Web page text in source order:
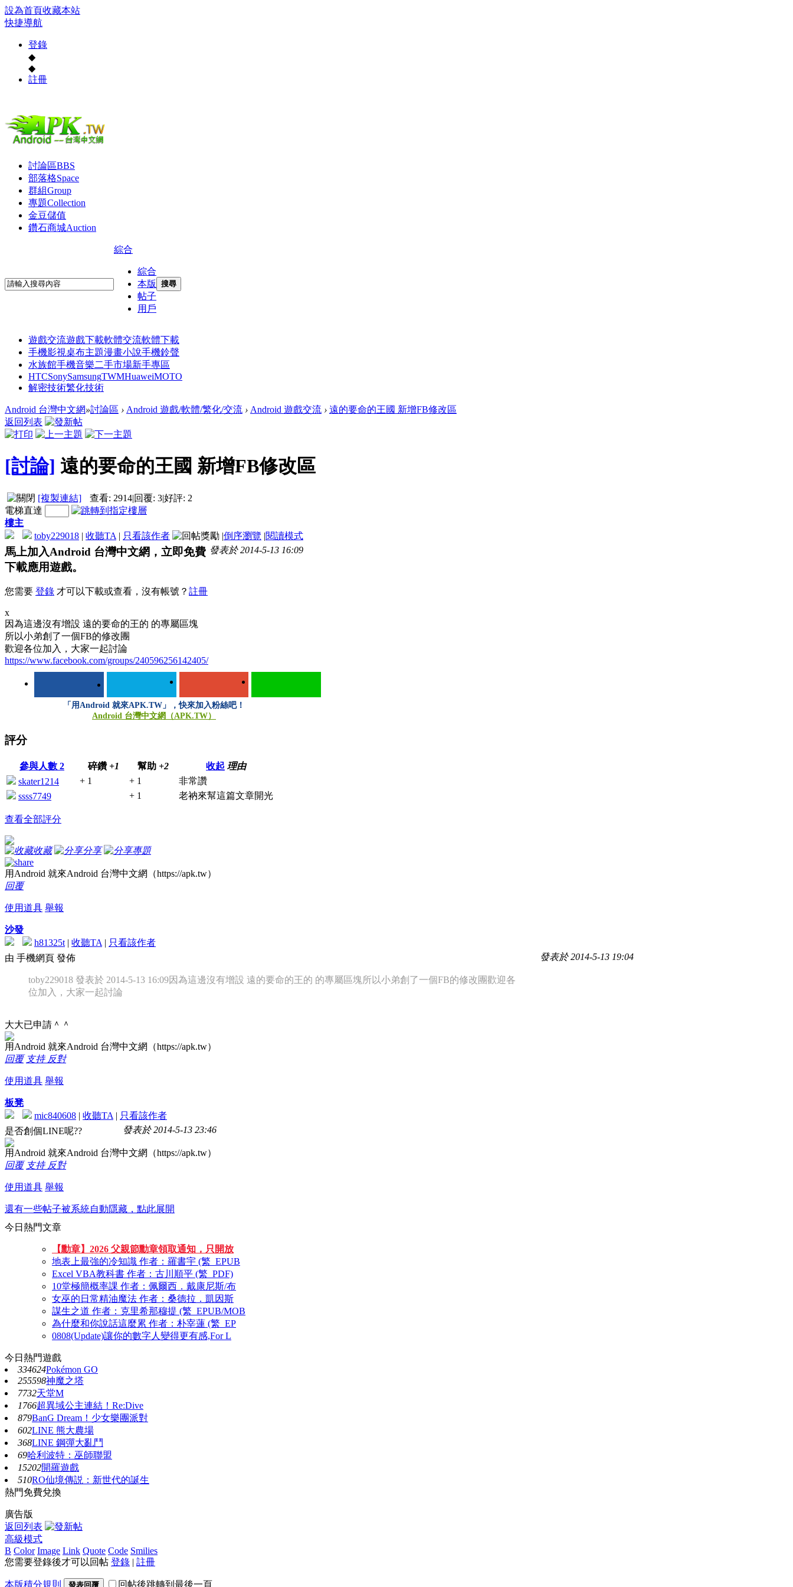
設為首頁收藏本站
快捷導航
登錄
◆
◆
註冊
討論區BBS
部落格Space
群組Group
專題Collection
金豆儲值
鑽石商城Auction
綜合
綜合
本版
帖子
用戶
搜尋
遊戲交流遊戲下載軟體交流軟體下載
手機影視桌布主題漫畫小說手機鈴聲
水族館手機音樂二手市場新手專區
HTCSonySamsungTWMHuaweiMOTO
解密技術繁化技術
Android 台灣中文網»討論區 › Android 遊戲/軟體/繁化/交流 › Android 遊戲交流 › 遠的要命的王國 新增FB修改區
返回列表
[討論] 遠的要命的王國 新增FB修改區
[複製連結] 查看: 2914|回覆: 3|好評: 2
電梯直達
樓主
toby229018 | 收聽TA | 只看該作者 |倒序瀏覽 |閱讀模式
發表於 2014-5-13 16:09
馬上加入Android 台灣中文網，立即免費
下載應用遊戲。
您需要 登錄 才可以下載或查看，沒有帳號？ 註冊
x
因為這邊沒有增設 遠的要命的王的 的專屬區塊
所以小弟創了一個FB的修改團
歡迎各位加入，大家一起討論
https://www.facebook.com/groups/240596256142405/
「用Android 就來APK.TW」，快來加入粉絲吧！
Android 台灣中文網（APK.TW）
評分
參與人數 2 碎鑽 +1 幫助 +2 收起 理由
skater1214
+ 1 + 1
非常讚
ssss7749
+ 1 老衲來幫這篇文章開光
查看全部評分
收藏 分享 專題
用Android 就來Android 台灣中文網（https://apk.tw）
回覆
使用道具 舉報
沙發
h81325t | 收聽TA | 只看該作者
發表於 2014-5-13 19:04
由 手機網頁 發佈
toby229018 發表於 2014-5-13 16:09因為這邊沒有增設 遠的要命的王的 的專屬區塊所以小弟創了一個FB的修改團歡迎各
位加入，大家一起討論
大大已申請＾＾
用Android 就來Android 台灣中文網（https://apk.tw）
回覆 支持 反對
使用道具 舉報
板凳
mic840608 | 收聽TA | 只看該作者
發表於 2014-5-13 23:46
是否創個LINE呢??
用Android 就來Android 台灣中文網（https://apk.tw）
回覆 支持 反對
使用道具 舉報
還有一些帖子被系統自動隱藏，點此展開
今日熱門文章
【勳章】2026 父親節勳章領取通知，只開放
地表上最強的冷知識 作者：羅書宇 (繁_EPUB
Excel VBA教科書 作者：古川順平 (繁_PDF)
10堂極簡概率課 作者：佩爾西．戴康尼斯/布
女巫的日常精油魔法 作者：桑德拉．凱因斯
謀生之道 作者：克里希那穆提 (繁_EPUB/MOB
為什麼和你說話這麼累 作者：朴宰蓮 (繁_EP
0808(Update)讓你的數字人變得更有感,For L
今日熱門遊戲
334624Pokémon GO
255598神魔之塔
7732天堂M
1766超異域公主連結！Re:Dive
879BanG Dream！少女樂團派對
602LINE 熊大農場
368LINE 鋼彈大亂鬥
69哈利波特：巫師聯盟
15202開羅遊戲
510RO仙境傳説：新世代的誕生
熱門免費兌換
廣告版
返回列表
高級模式
B Color Image Link Quote Code Smilies
您需要登錄後才可以回帖 登錄 | 註冊
本版積分規則 發表回覆 回帖後跳轉到最後一頁